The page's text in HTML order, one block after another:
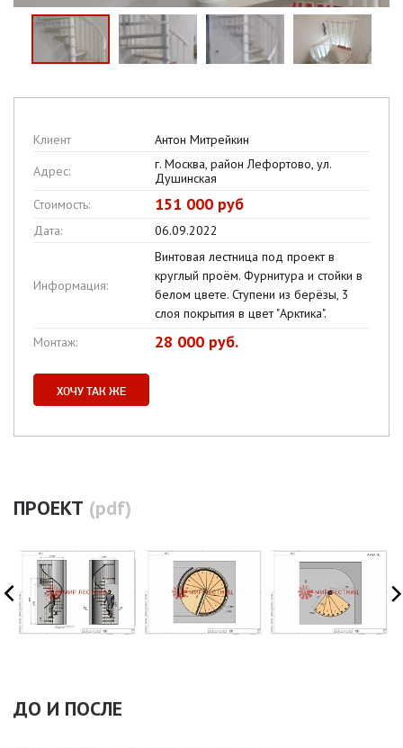
Клиент
Антон Митрейкин
Адрес:
г. Москва, район Лефортово, ул.
Душинская
Стоимость:
151 000 руб
Дата: 06.09.2022
Информация:
Винтовая лестница под проект в
круглый проём. Фурнитура и стойки в
белом цвете. Ступени из берёзы, 3
слоя покрытия в цвет "Арктика".
Монтаж:
28 000 руб.
ХОЧУ ТАК ЖЕ
ПРОЕКТ (pdf)
ДО И ПОСЛЕ